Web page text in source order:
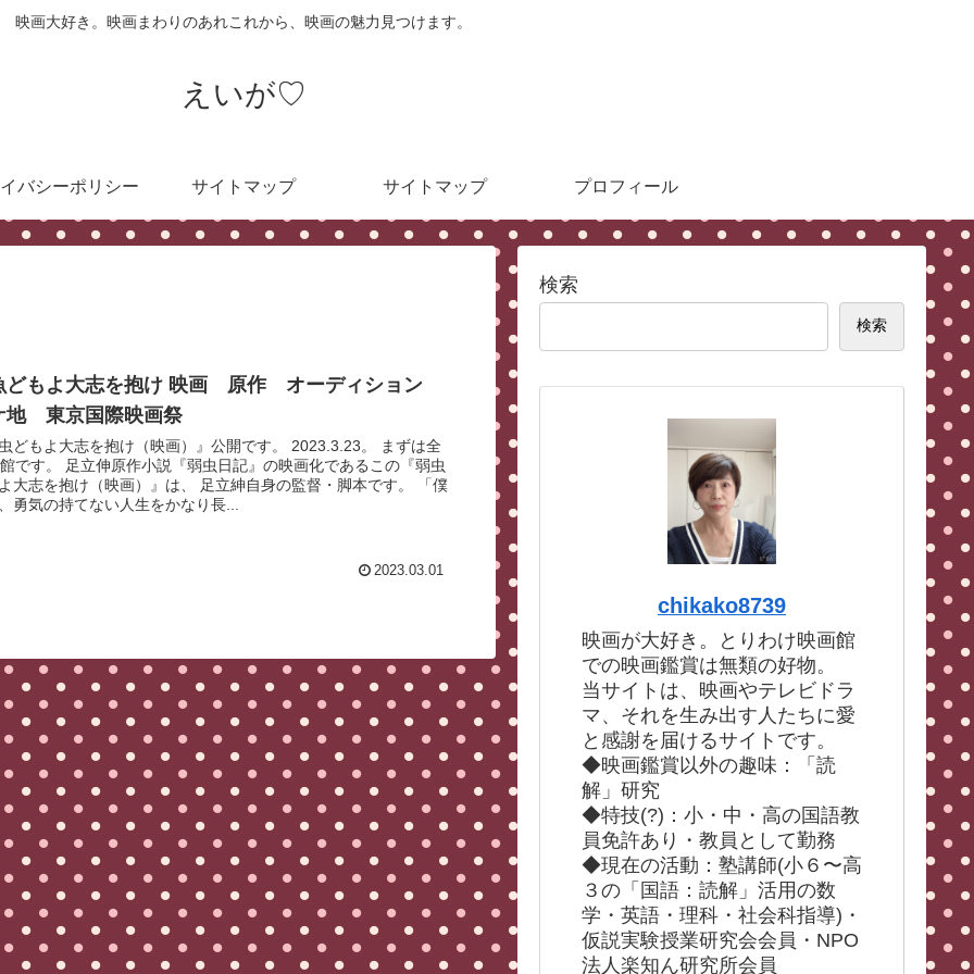
映画大好き。映画まわりのあれこれから、映画の魅力見つけます。
えいが♡
バシーポリシー サイトマップ サイトマップ プロフィール
どもよ大志を抱け 映画 原作 オーディション
地 東京国際映画祭
どもよ大志を抱け（映画）』公開です。 2023.3.23。 まずは全
です。 足立伸原作小説『弱虫日記』の映画化であるこの『弱虫
大志を抱け（映画）』は、 足立紳自身の監督・脚本です。 「僕
勇気の持てない人生をかなり長...
2023.03.01
検索
検索
chikako8739
映画が大好き。とりわけ映画館
での映画鑑賞は無類の好物。
当サイトは、映画やテレビドラ
マ、それを生み出す人たちに愛
と感謝を届けるサイトです。
◆映画鑑賞以外の趣味：「読
解」研究
◆特技(?)：小・中・高の国語教
員免許あり・教員として勤務
◆現在の活動：塾講師(小６〜高
３の「国語：読解」活用の数
学・英語・理科・社会科指導)・
仮説実験授業研究会会員・NPO
法人楽知ん研究所会員